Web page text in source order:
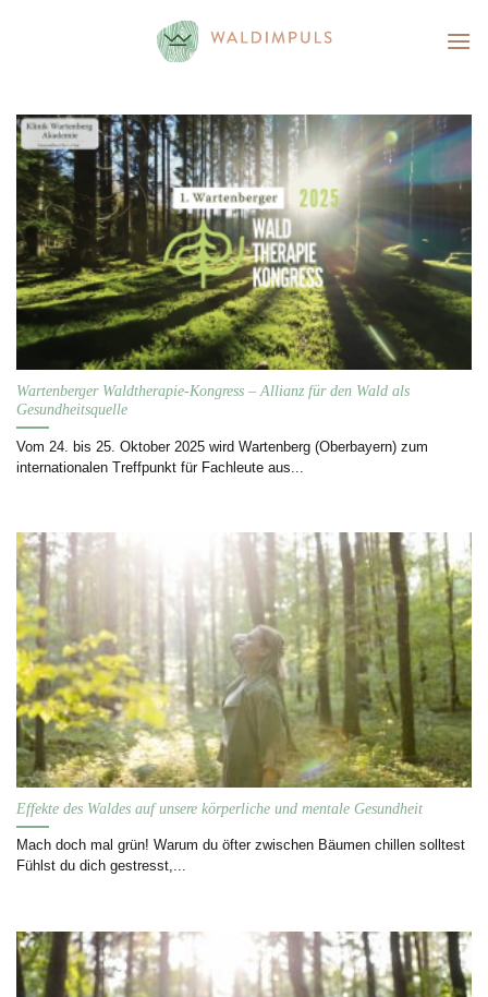
Wartenberger Waldtherapie-Kongress – Allianz für den Wald als
Gesundheitsquelle
Vom 24. bis 25. Oktober 2025 wird Wartenberg (Oberbayern) zum
internationalen Treffpunkt für Fachleute aus...
Effekte des Waldes auf unsere körperliche und mentale Gesundheit
Mach doch mal grün! Warum du öfter zwischen Bäumen chillen solltest
Fühlst du dich gestresst,...